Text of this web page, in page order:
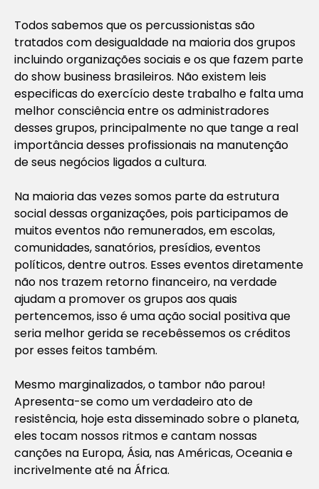
Todos sabemos que os percussionistas são
tratados com desigualdade na maioria dos grupos
incluindo organizações sociais e os que fazem parte
do show business brasileiros. Não existem leis
especificas do exercício deste trabalho e falta uma
melhor consciência entre os administradores
desses grupos, principalmente no que tange a real
importância desses profissionais na manutenção
de seus negócios ligados a cultura.
Na maioria das vezes somos parte da estrutura
social dessas organizações, pois participamos de
muitos eventos não remunerados, em escolas,
comunidades, sanatórios, presídios, eventos
políticos, dentre outros. Esses eventos diretamente
não nos trazem retorno financeiro, na verdade
ajudam a promover os grupos aos quais
pertencemos, isso é uma ação social positiva que
seria melhor gerida se recebêssemos os créditos
por esses feitos também.
Mesmo marginalizados, o tambor não parou!
Apresenta-se como um verdadeiro ato de
resistência, hoje esta disseminado sobre o planeta,
eles tocam nossos ritmos e cantam nossas
canções na Europa, Ásia, nas Américas, Oceania e
incrivelmente até na África.